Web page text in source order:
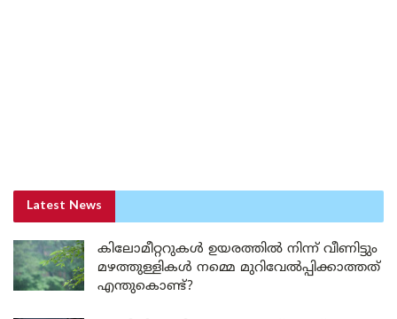
Latest News
കിലോമീറ്ററുകൾ ഉയരത്തിൽ നിന്ന് വീണിട്ടും
മഴത്തുള്ളികൾ നമ്മെ മുറിവേൽപ്പിക്കാത്തത്
എന്തുകൊണ്ട്?